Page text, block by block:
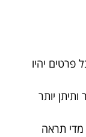
יהיו
יותר
תראה